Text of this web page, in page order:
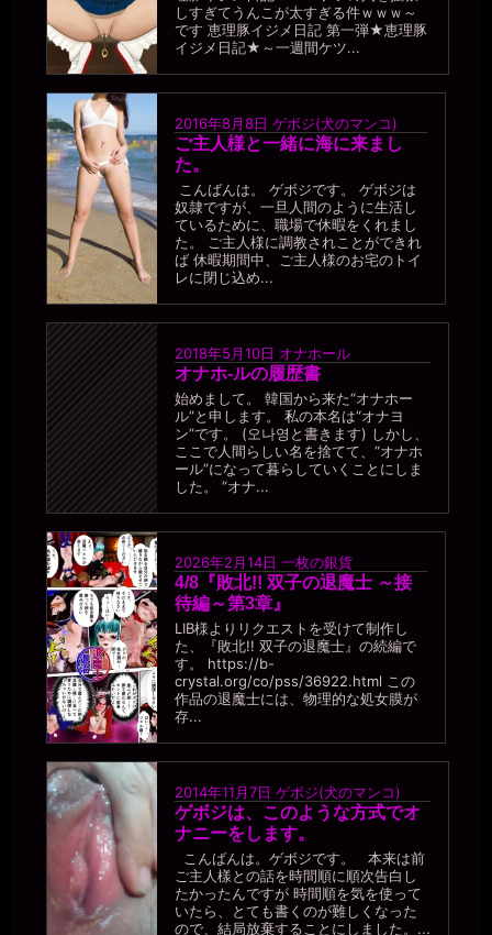
しすぎてうんこが太すぎる件ｗｗｗ～
です 恵理豚イジメ日記 第一弾★恵理豚
イジメ日記★～一週間ケツ...
2016年8月8日 ゲボジ(犬のマンコ)
ご主人様と一緒に海に来まし
た。
こんばんは。 ゲボジです。 ゲボジは
奴隷ですが、一旦人間のように生活し
ているために、職場で休暇をくれまし
た。 ご主人様に調教されことができれ
ば 休暇期間中、ご主人様のお宅のトイ
レに閉じ込め...
2018年5月10日 オナホール
オナホ-ルの履歴書
始めまして。 韓国から来た“オナホー
ル”と申します。 私の本名は“オナヨ
ン”です。 (오나영と書きます) しかし、
ここで人間らしい名を捨てて、“オナホ
ール”になって暮らしていくことにしま
した。 “オナ...
2026年2月14日 一枚の銀貨
4/8『敗北!! 双子の退魔士 ～接
待編～第3章』
LIB様よりリクエストを受けて制作し
た、『敗北!! 双子の退魔士』の続編で
す。 https://b-
crystal.org/co/pss/36922.html この
作品の退魔士には、物理的な処女膜が
存...
2014年11月7日 ゲボジ(犬のマンコ)
ゲボジは、このような方式でオ
ナニーをします。
こんばんは。ゲボジです。 本来は前
ご主人樣との話を時間順に順次告白し
たかったんですが 時間順を気を使って
いたら、とても書くのが難しくなった
ので、結局放棄することにしました。...